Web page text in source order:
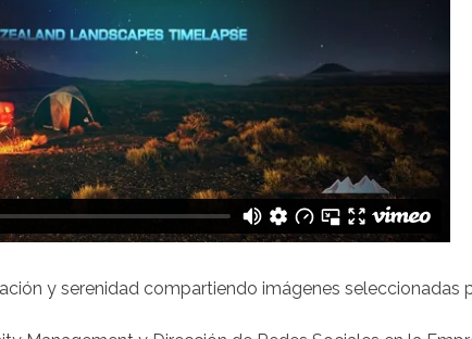
y serenidad compartiendo imágenes seleccionadas